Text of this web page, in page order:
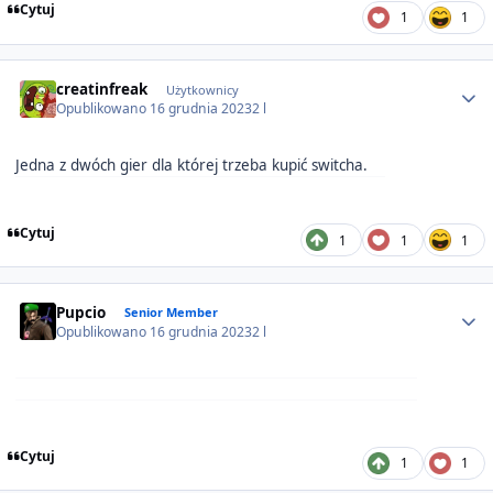
Cytuj 1 1
creatinfreak Użytkownicy
Opublikowano 16 grudnia 20232 l
Jedna z dwóch gier dla której trzeba kupić switcha.
Cytuj 1 1 1
Pupcio Senior Member
Opublikowano 16 grudnia 20232 l
Cytuj 1 1